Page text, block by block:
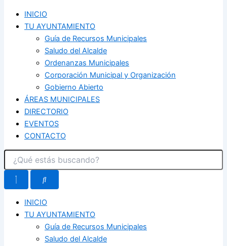
INICIO
TU AYUNTAMIENTO
Guía de Recursos Municipales
Saludo del Alcalde
Ordenanzas Municipales
Corporación Municipal y Organización
Gobierno Abierto
ÁREAS MUNICIPALES
DIRECTORIO
EVENTOS
CONTACTO
INICIO
TU AYUNTAMIENTO
Guía de Recursos Municipales
Saludo del Alcalde